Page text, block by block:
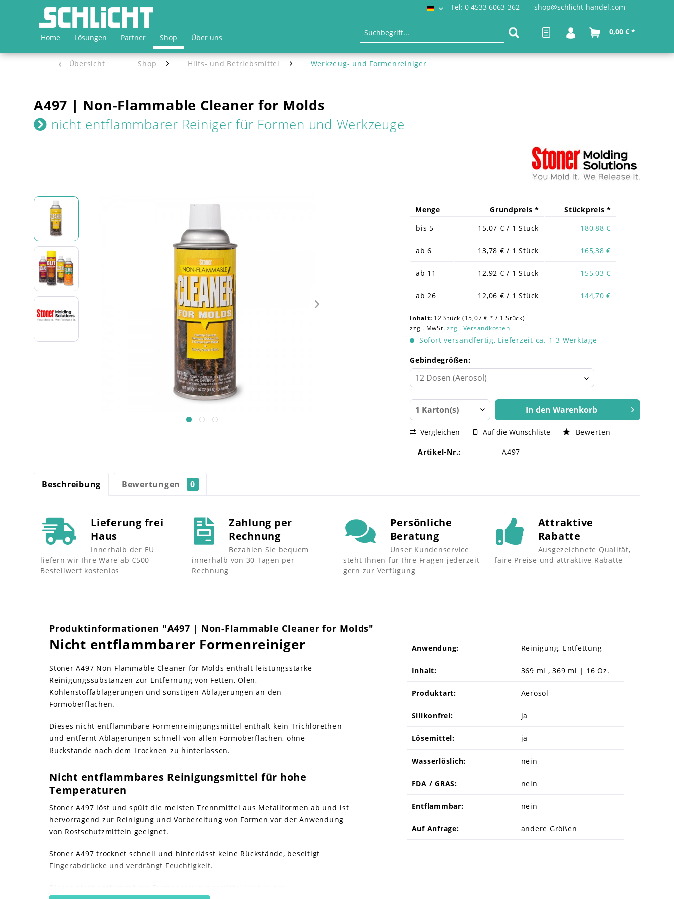
DE Tel: 0 4533 6063-362 shop@schlicht-handel.com
0,00 € *
Home Lösungen Partner Shop Über uns
Übersicht Shop Hilfs- und Betriebsmittel Werkzeug- und Formenreiniger
A497 | Non-Flammable Cleaner for Molds
nicht entflammbarer Reiniger für Formen und Werkzeuge
Menge Grundpreis *
Stückpreis *
bis 5 15,07 € / 1 Stück 180,88 €
ab6 13,78 € / 1 Stück 165,38 €
ab 11 12,92 € / 1 Stück 155,03 €
ab26 12,06 € / 1 Stück 144,70 €
Inhalt: 12 Stück (15,07 € * / 1 Stück)
zzgl. MwSt.zzgl. Versandkosten
Sofort versandfertig, Lieferzeit ca. 1-3 Werktage
Gebindegrößen:
In den Warenkorb
Vergleichen Auf die Wunschliste Bewerten
Artikel-Nr.: A497
Beschreibung Bewertungen 0
Lieferung frei
Haus
Innerhalb der EU
liefern wir Ihre Ware ab €500
Bestellwert kostenlos
Zahlung per
Rechnung
Bezahlen Sie bequem
innerhalb von 30 Tagen per
Rechnung
Persönliche
Beratung
Unser Kundenservice
steht Ihnen für Ihre Fragen jederzeit
gern zur Verfügung
Attraktive
Rabatte
Ausgezeichnete Qualität,
faire Preise und attraktive Rabatte
Produktinformationen "A497 | Non-Flammable Cleaner for Molds"
Nicht entflammbarer Formenreiniger
Stoner A497 Non-Flammable Cleaner for Molds enthält leistungsstarke
Reinigungssubstanzen zur Entfernung von Fetten, Ölen,
Kohlenstoffablagerungen und sonstigen Ablagerungen an den
Formoberflächen.
Dieses nicht entflammbare Formenreinigungsmittel enthält kein Trichlorethen
und entfernt Ablagerungen schnell von allen Formoberflächen, ohne
Rückstände nach dem Trocknen zu hinterlassen.
Nicht entflammbares Reinigungsmittel für hohe
Temperaturen
Stoner A497 löst und spült die meisten Trennmittel aus Metallformen ab und ist
hervorragend zur Reinigung und Vorbereitung von Formen vor der Anwendung
von Rostschutzmitteln geeignet.
Stoner A497 trocknet schnell und hinterlässt keine Rückstände, beseitigt
Fingerabdrücke und verdrängt Feuchtigkeit.
Anwendung: Reinigung, Entfettung
Inhalt: 369 ml , 369 ml | 16 Oz.
Produktart: Aerosol
Silikonfrei: ja
Lösemittel: ja
Wasserlöslich: nein
FDA / GRAS: nein
Entflammbar: nein
Auf Anfrage: andere Größen